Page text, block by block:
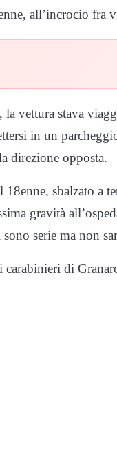
all’incrocio fra
la vettura stava
in un
direzione opposta.
sbalzato a
gravità
serie ma non
di